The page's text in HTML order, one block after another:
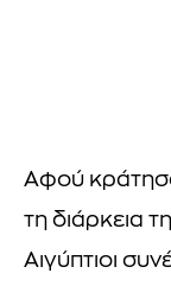
Αφού
τη διάρκεια
Αιγύπτιοι